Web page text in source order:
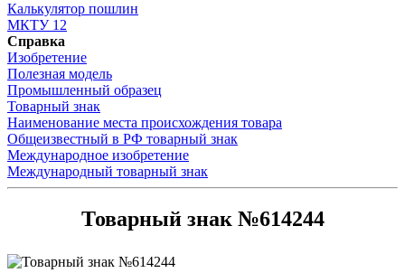
Калькулятор пошлин
МКТУ 12
Справка
Изобретение
Полезная модель
Промышленный образец
Товарный знак
Наименование места происхождения товара
Общеизвестный в РФ товарный знак
Международное изобретение
Международный товарный знак
Товарный знак №614244